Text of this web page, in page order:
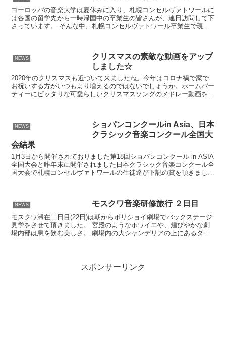
ヨーロッパの音楽大学は夏休みに入り、札幌コンセルヴァトワールに
は各国の留学先から一時帰国中の卒業生の皆さんが、連日訪問して下
さっています。 そんな中、札幌コンセルヴァトワール卒業生で現
NEWS
クリスマスの素敵な動画をアップ
しました☆
2020年のクリスマスも近づいて来ましたね。今年はコロナ禍で家で
お祝いする方がいつもより増えるのではないでしょうか。ホームパー
ティーにピッタリな可愛らしいクリスマスソングのメドレー動画を札
NEWS
ショパンコンクールin Asia、日本
クラシック音楽コンクール全国大
会結果
1月3日から開催されておりました第18回ショパンコンクール in ASIA
全国大会と昨年末に開催されました日本クラシック音楽コンクール全
国大会で札幌コンセルヴァトワールの生徒達が下記の賞を頂きまし
NEWS モスクワ音楽研修旅行 ２日目
モスクワ滞在二日目(22日)は朝からボリショイ劇場でバックステージ
見学をさせて頂きました。 宮殿のようなホワイエや、煌びやかな劇
場内部は息を飲む美しさ。 劇場内の大シャンデリアの上にあるダン
スポンサーリンク